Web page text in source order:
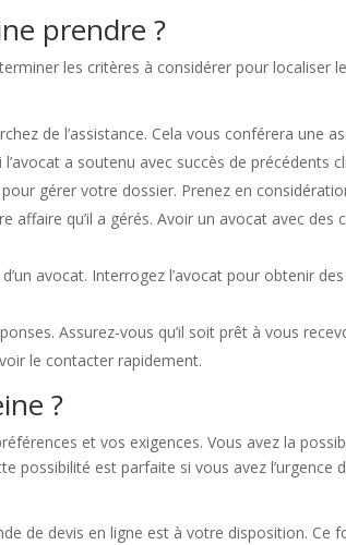
prendre ?
les critères à considérer pour localiser
de l’assistance. Cela vous conférera une
a soutenu avec succès de précédents
gérer votre dossier. Prenez en
qu’il a gérés. Avoir un avocat avec des
avocat. Interrogez l’avocat pour obtenir
Assurez-vous qu’il soit prêt à vous
le contacter rapidement.
?
et vos exigences. Vous avez la
possibilité est parfaite si vous avez l’urgence
de devis en ligne est à votre disposition. Ce